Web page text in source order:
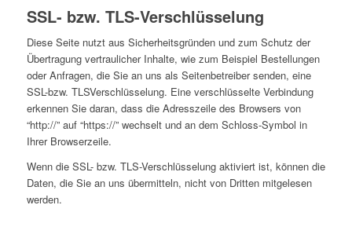
SSL- bzw. TLS-Verschlüsselung
Diese Seite nutzt aus Sicherheitsgründen und zum Schutz der
Übertragung vertraulicher Inhalte, wie zum Beispiel Bestellungen
oder Anfragen, die Sie an uns als Seitenbetreiber senden, eine
SSL-bzw. TLSVerschlüsselung. Eine verschlüsselte Verbindung
erkennen Sie daran, dass die Adresszeile des Browsers von
“http://” auf “https://” wechselt und an dem Schloss-Symbol in
Ihrer Browserzeile.
Wenn die SSL- bzw. TLS-Verschlüsselung aktiviert ist, können die
Daten, die Sie an uns übermitteln, nicht von Dritten mitgelesen
werden.